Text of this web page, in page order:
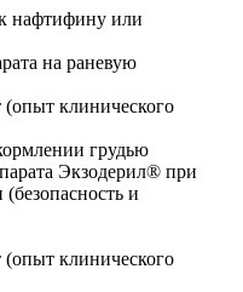
нафтифину или
на раневую
(опыт клинического
грудью
Экзодерил® при
и
(опыт клинического